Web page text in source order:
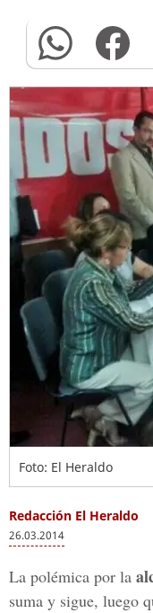
Foto: El Heraldo
Redacción El Heraldo
26.03.2014
La polémica por la
suma y sigue, luego